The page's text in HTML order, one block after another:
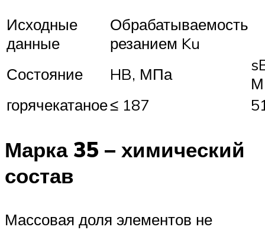
Исходные
данные
Обрабатываемость
резанием Ku
Состояние
HB, МПа
горячекатаное≤ 187
Марка 35 – химический
состав
Массовая доля элементов не